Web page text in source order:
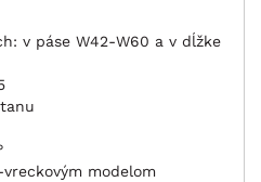
v páse W42-W60 a v dĺžke
modelom